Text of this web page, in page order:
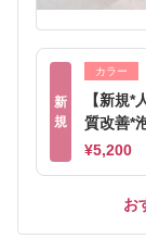
新
規
カラー
【新規
質改善*
¥5,200
お